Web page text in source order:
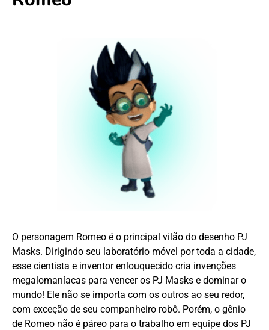
O personagem Romeo é o principal vilão do desenho PJ
Masks. Dirigindo seu laboratório móvel por toda a cidade,
esse cientista e inventor enlouquecido cria invenções
megalomaníacas para vencer os PJ Masks e dominar o
mundo! Ele não se importa com os outros ao seu redor,
com exceção de seu companheiro robô. Porém, o gênio
de Romeo não é páreo para o trabalho em equipe dos PJ